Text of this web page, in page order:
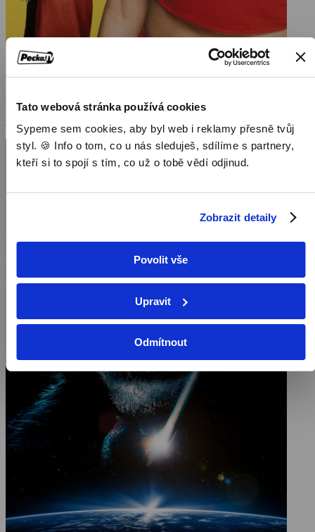
Tato webová stránka používá cookies
Sypeme sem cookies, aby byl web i reklamy přesně tvůj
styl. 🍪 Info o tom, co u nás sleduješ, sdílíme s partnery,
kteří si to spojí s tím, co už o tobě vědí odjinud.
Zobrazit detaily
Povolit vše
Upravit
Odmítnout
Prostě sexy
Filmy / Komedie / Romantické filmy